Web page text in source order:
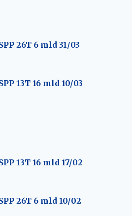
26T 6 mld 31/03
13T 16 mld 10/03
13T 16 mld 17/02
26T 6 mld 10/02